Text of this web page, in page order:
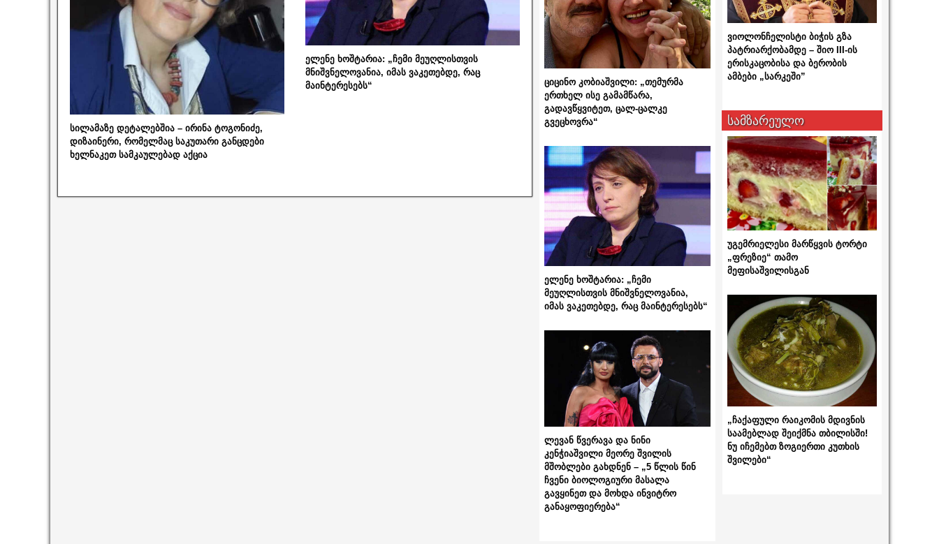
სილამაზე დეტალებშია – ირინა ტოგონიძე,
დიზაინერი, რომელმაც საკუთარი განცდები
ხელნაკეთ სამკაულებად აქცია
ელენე ხოშტარია: „ჩემი მეუღლისთვის
მნიშვნელოვანია, იმას ვაკეთებდე, რაც
მაინტერესებს“
ციცინო კობიაშვილი: „თემურმა
ერთხელ ისე გამამწარა,
გადავწყვიტეთ, ცალ-ცალკე
გვეცხოვრა“
ელენე ხოშტარია: „ჩემი
მეუღლისთვის მნიშვნელოვანია,
იმას ვაკეთებდე, რაც მაინტერესებს“
ლევან წვერავა და ნინი
კენჭიაშვილი მეორე შვილის
მშობლები გახდნენ – „5 წლის წინ
ჩვენი ბიოლოგიური მასალა
გავყინეთ და მოხდა ინვიტრო
განაყოფიერება“
ვიოლონჩელისტი ბიჭის გზა
პატრიარქობამდე – შიო III-ის
ერისკაცობისა და ბერობის
ამბები „სარკეში”
სამზარეულო
უგემრიელესი მარწყვის ტორტი
„ფრეზიე“ თამო
მეფისაშვილისგან
„ჩაქაფული რაიკომის მდივნის
საამებლად შეიქმნა თბილისში!
ნუ იჩემებთ ზოგიერთი კუთხის
შვილები“